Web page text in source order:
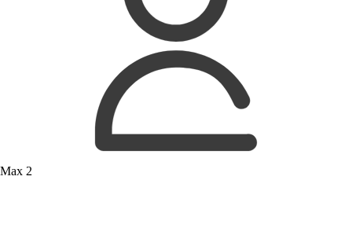
Max 2